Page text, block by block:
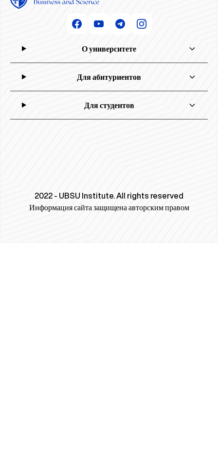
О университете
Для абитуриентов
Для студентов
2022 - UBSU Institute. All rights reserved
Информация сайта защищена авторским правом